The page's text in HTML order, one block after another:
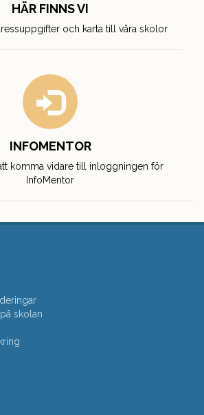
HÄR FINNS VI
och karta till våra skolor
INFOMENTOR
komma vidare till inloggningen för
InfoMentor
skolan